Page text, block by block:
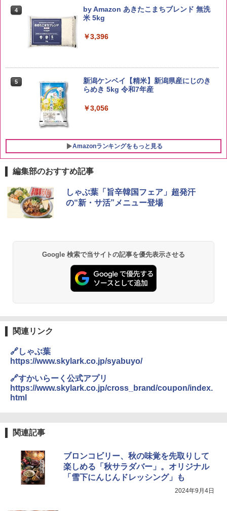
4
by Amazon あきたこまちブレンド 無洗
米 5kg
￥3,396
5
新潟ケンベイ【精米】新潟県産にじのき
らめき 5kg 令和7年産
￥3,056
Amazonランキングをもっと見る
1
ブラックニッカ ニッカ Nikka ウィスキ
ー4000ml ブラックニッカクリア ウヰス
キー 【日本 アサヒ ウィスキー】 大容量
角瓶 2700ml サントリー ウイスキー ハ
イボール 大容量
サントリー シングルモルト ウイスキー
白州 Story of the Distillery 2026 化粧箱
1
チキンラーメン どんぶり 85g×12個 日清
食品 インスタント カップ麺
【公式】ブタメン とんこつ味 35g×15個
| 業務用 夜食 カップラーメン ミニカップ
麺 小腹 インスタント アウトドアにも ロ
ーリングストック 大人買い おやつカン
パニー
3
￥2,323
￥3,248
カップヌードル カップヌードルPRO し
1
[山善] スチームオーブンレンジ 25L 一人
暮らし 二人暮らし フラットテーブル ス
チーム調理 自動メニュー19種搭載 角皿
シャープ 過熱水蒸気 オーブンレンジ 26
L コンベクション 2段調理 ホワイト RE-
SS26B-W
3
ーム調理 フラットテーブル トースト機
ック YRZ-WF150TV(B)
4
0℃ 1段調理 フラットテーブル 電子レン
ジ 赤外線センサー ノンフライ調理 簡単
お手入れ 小型 新生活 一人暮らし 二人暮
らし ファミリー
編集部のおすすめ記事
しゃぶ葉「旨辛韓国フェア」超発汗
の“新・サ活”メニュー登場
Google 検索で当サイトの記事を優先表示させる
関連リンク
🔗しゃぶ葉
https://www.skylark.co.jp/syabuyo/
🔗すかいらーく公式アプリ
https://www.skylark.co.jp/cross_brand/coupon/index.
html
関連記事
ブロンコビリー、秋の味覚を先取りして
楽しめる「秋サラダバー」。オリジナル
「雪下にんじんドレッシング」も
2024年9月4日